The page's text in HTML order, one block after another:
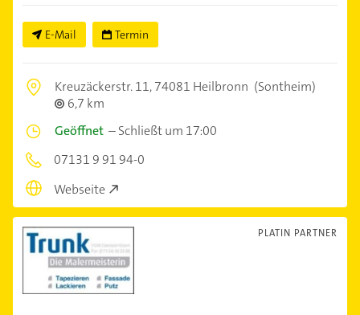
E-Mail Termin
Kreuzäckerstr. 11,74081 Heilbronn (Sontheim)
6,7 km
Geöffnet –Schließt um 17:00
07131 9 91 94-0
Webseite
PLATIN PARTNER